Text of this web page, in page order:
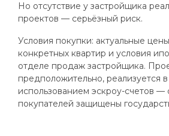
Но отсутствие у застройщика
проектов — серьёзный риск.
Условия покупки: актуальные
конкретных квартир и условия
отделе продаж застройщика.
предположительно, реализуется
использованием эскроу-счетов —
покупателей защищены